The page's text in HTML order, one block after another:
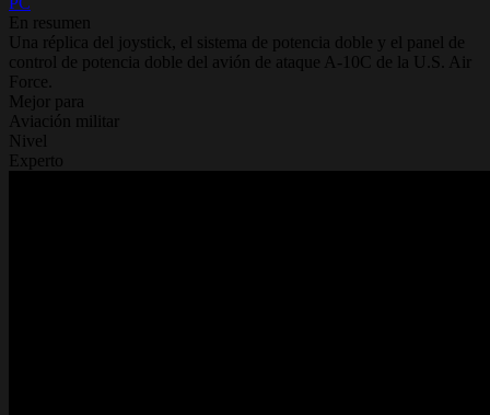
En resumen
Una réplica del joystick, el sistema de potencia doble y el panel de
control de potencia doble del avión de ataque A-10C de la U.S. Air
Force.
Mejor para
Aviación militar
Nivel
Experto